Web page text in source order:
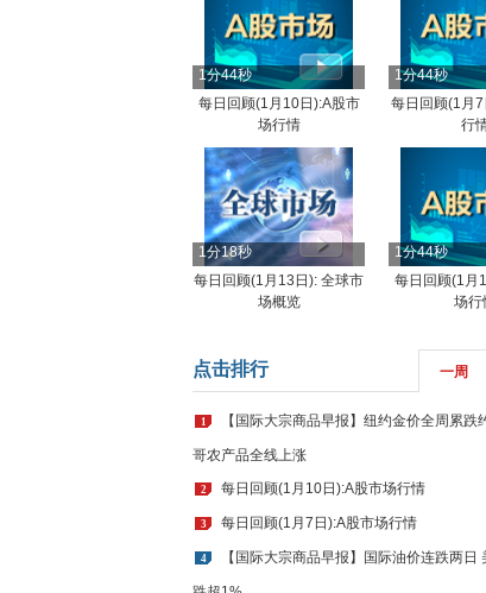
1分44秒
每日回顾(1月10日):A股市
场行情
1分44秒
每日回顾(1月
行
1分18秒
每日回顾(1月13日): 全球市
场概览
1分44秒
每日回顾(1月
场行
点击排行 一周
1 【国际大宗商品早报】纽约金价全周累跌
哥农产品全线上涨
2 每日回顾(1月10日):A股市场行情
3 每日回顾(1月7日):A股市场行情
4 【国际大宗商品早报】国际油价连跌两日